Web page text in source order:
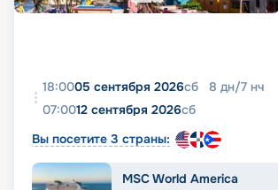
18:0005 сентября 2026сб 8 дн/7 нч
07:0012 сентября 2026сб
Вы посетите 3 страны:
MSC World America